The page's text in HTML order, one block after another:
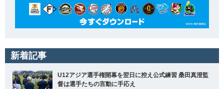
新着記事
U12アジア選手権開幕を翌日に控え公式練習 桑田真澄監
督は選手たちの言動に手応え